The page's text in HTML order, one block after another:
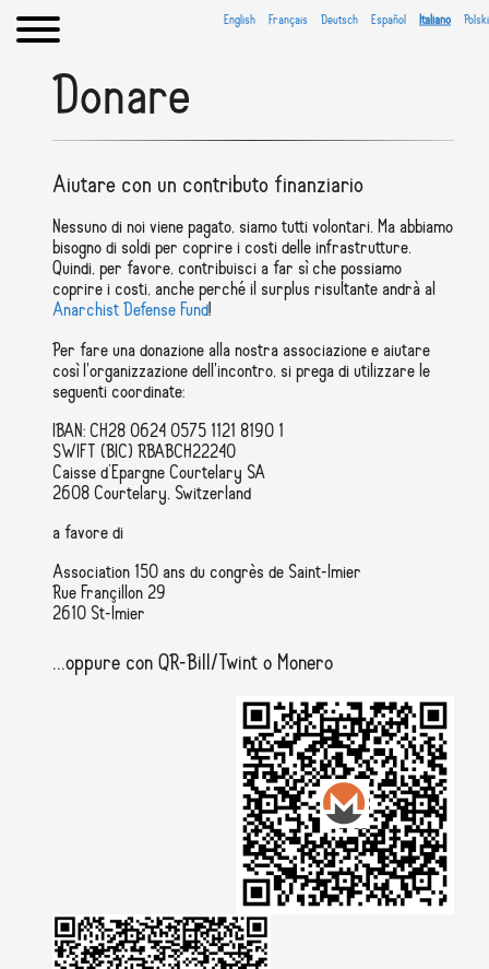
English Français Deutsch Español Italiano Polski
Donare
Aiutare con un contributo finanziario
Nessuno di noi viene pagato, siamo tutti volontari. Ma abbiamo
bisogno di soldi per coprire i costi delle infrastrutture.
Quindi, per favore, contribuisci a far sì che possiamo
coprire i costi, anche perché il surplus risultante andrà al
Anarchist Defense Fund!
Per fare una donazione alla nostra associazione e aiutare
così l'organizzazione dell'incontro, si prega di utilizzare le
seguenti coordinate:
IBAN: CH28 0624 0575 1121 8190 1
SWIFT (BIC) RBABCH22240
Caisse d’Epargne Courtelary SA
2608 Courtelary, Switzerland
a favore di
Association 150 ans du congrès de Saint-Imier
Rue Françillon 29
2610 St-Imier
...oppure con QR-Bill/Twint o Monero